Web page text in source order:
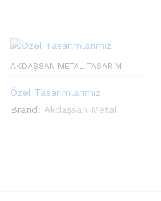
AKDAŞSAN METAL TASARIM
Özel Tasarımlarımız
Brand: Akdaşsan Metal